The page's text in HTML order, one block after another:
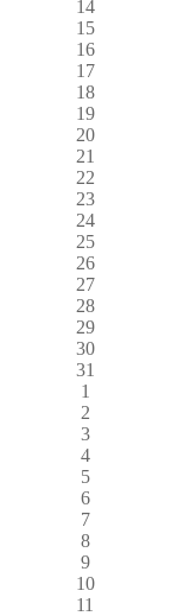
14
15
16
17
18
19
20
21
22
23
24
25
26
27
28
29
30
31
1
2
3
4
5
6
7
8
9
10
11